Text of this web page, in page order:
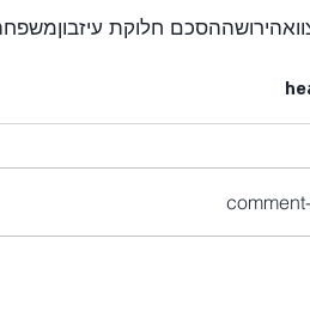
ירושההסכם חלוקת עיזבון